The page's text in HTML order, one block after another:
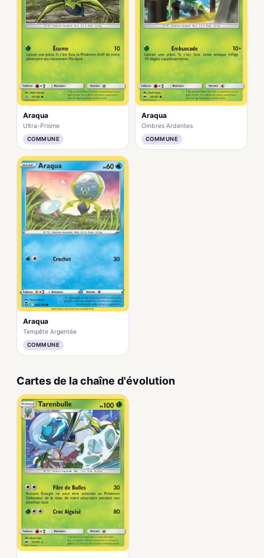
Araqua
Ultra-Prisme
COMMUNE
Araqua
Ombres Ardentes
COMMUNE
Araqua
Tempête Argentée
COMMUNE
Cartes de la chaîne d'évolution